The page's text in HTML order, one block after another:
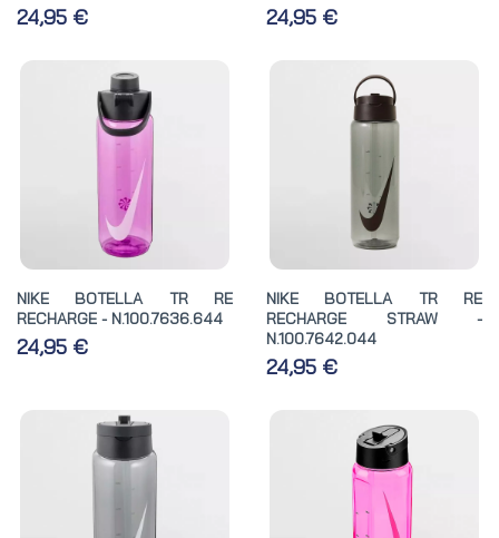
24,95 € 24,95 €
NIKE BOTELLA TR RE
RECHARGE - N.100.7636.644
24,95 €
NIKE BOTELLA TR RE
RECHARGE STRAW -
N.100.7642.044
24,95 €